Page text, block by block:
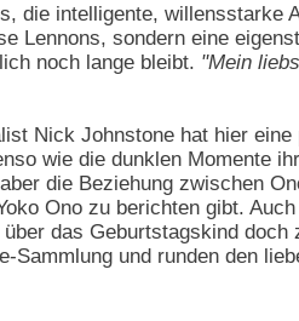
die intelligente, willensstarke
Lennons, sondern eine
noch lange bleibt. "Mein
Nick Johnstone hat hier
wie die dunklen Momente
die Beziehung zwischen
Ono zu berichten gibt.
das Geburtstagskind
Sammlung und runden den